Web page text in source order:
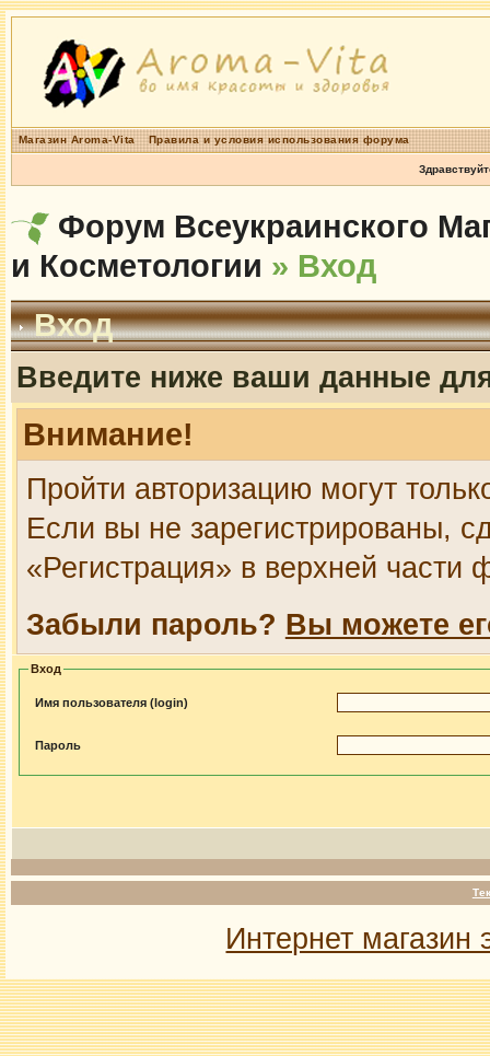
Магазин Aroma-Vita Правила и условия использования форума
Форум Всеукраинского
и Косметологии » Вход
Вход
Введите ниже ваши данные
Внимание!
Пройти авторизацию могут
Если вы не зарегистрированы,
«Регистрация» в верхней части
Забыли пароль? Вы можете
Вход
Имя пользователя (login)
Пароль
Интернет